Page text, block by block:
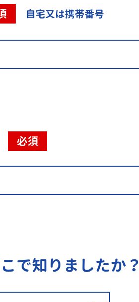
自宅又は携帯番号
必須
で知りましたか？